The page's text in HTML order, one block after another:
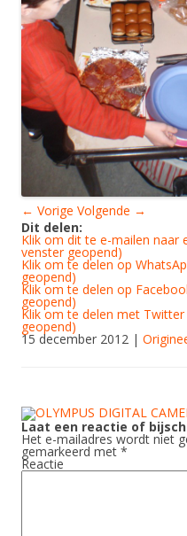
← Vorige Volgende →
Dit delen:
Klik om dit te e-mailen naar
venster geopend)
Klik om te delen op
geopend)
Klik om te delen op
geopend)
Klik om te delen met
geopend)
15 december 2012 |
Laat een reactie of
Het e-mailadres wordt niet
gemarkeerd met *
Reactie